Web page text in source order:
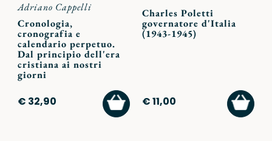
Adriano Cappelli
Cronologia,
cronografia e
calendario perpetuo.
Dal principio dell'era
cristiana ai nostri
giorni
€ 32,90
AGGIUNGI
AL
CARRELLO
Charles Poletti
governatore d'Italia
(1943-1945)
€ 11,00
AL